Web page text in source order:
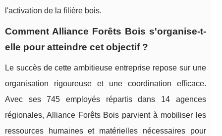
l'activation de la filière bois.
Comment Alliance Forêts Bois s'organise-t-
elle pour atteindre cet objectif ?
Le succès de cette ambitieuse entreprise repose sur une
organisation rigoureuse et une coordination efficace.
Avec ses 745 employés répartis dans 14 agences
régionales, Alliance Forêts Bois parvient à mobiliser les
ressources humaines et matérielles nécessaires pour